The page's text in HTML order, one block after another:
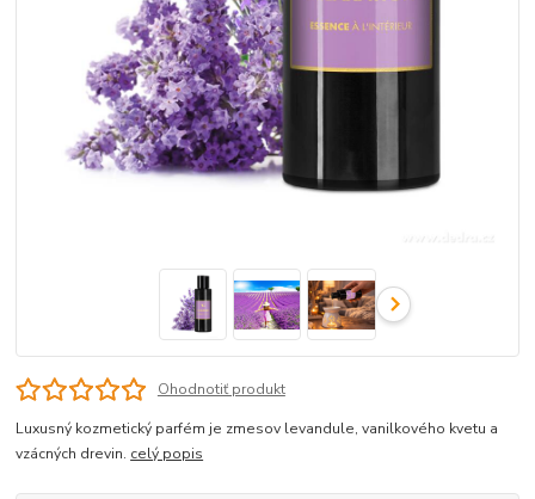
Ohodnotiť produkt
Luxusný kozmetický parfém je zmesov levandule, vanilkového kvetu a
vzácných drevin. celý popis